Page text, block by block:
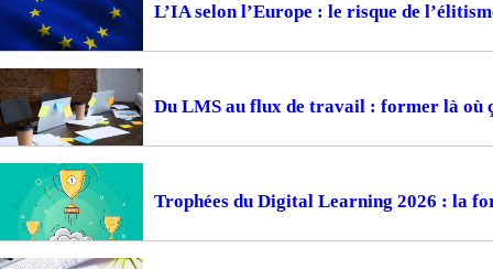
L’IA selon l’Europe : le risque de
Du LMS au flux de travail : former là où
Trophées du Digital Learning 2026 : la